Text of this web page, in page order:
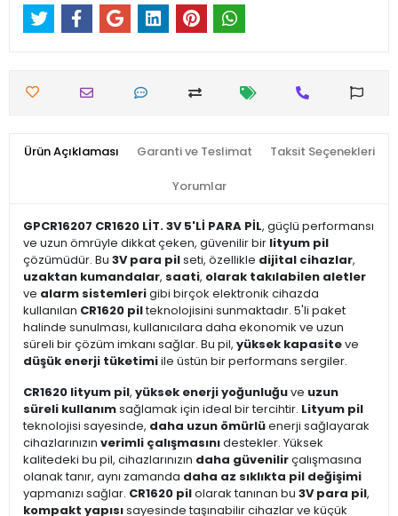
Ürün Açıklaması Garanti ve Teslimat Taksit Seçenekleri
Yorumlar
GPCR16207 CR1620 LİT. 3V 5'Lİ PARA PİL, güçlü performansı
ve uzun ömrüyle dikkat çeken, güvenilir bir lityum pil
çözümüdür. Bu 3V para pilseti, özellikle dijital cihazlar,
uzaktan kumandalar, saati, olarak takılabilen aletler
ve alarm sistemlerigibi birçok elektronik cihazda
kullanılan CR1620 pilteknolojisini sunmaktadır. 5'li paket
halinde sunulması, kullanıcılara daha ekonomik ve uzun
süreli bir çözüm imkanı sağlar. Bu pil, yüksek kapasiteve
düşük enerji tüketimiile üstün bir performans sergiler.
CR1620 lityum pil, yüksek enerji yoğunluğuve uzun
süreli kullanımsağlamak için ideal bir tercihtir. Lityum pil
teknolojisi sayesinde, daha uzun ömürlüenerji sağlayarak
cihazlarınızın verimli çalışmasınıdestekler. Yüksek
kalitedeki bu pil, cihazlarınızın daha güvenilirçalışmasına
olanak tanır, aynı zamanda daha az sıklıkta pil değişimi
yapmanızı sağlar. CR1620 pilolarak tanınan bu 3V para pil,
kompakt yapısısayesinde taşınabilir cihazlar ve küçük